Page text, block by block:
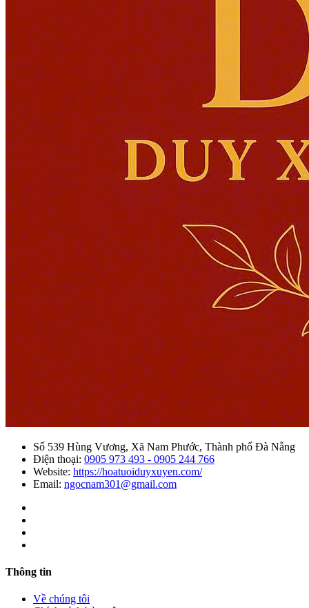
Số 539 Hùng Vương, Xã Nam Phước, Thành phố Đà Nẵng
Điện thoại: 0905 973 493 - 0905 244 766
Website: https://hoatuoiduyxuyen.com/
Email: ngocnam301@gmail.com
Thông tin
Về chúng tôi